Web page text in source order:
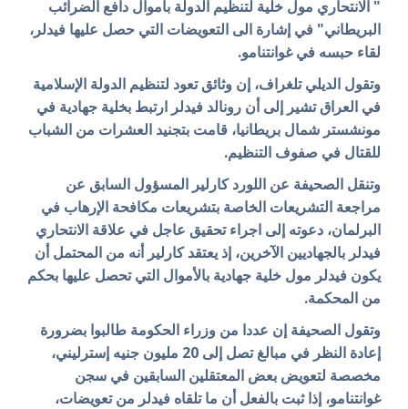
" الانتحاري مول خلية لتنظيم الدولة بأموال دافع الضرائب
البريطاني" في إشارة الى التعويضات التي حصل عليها فيدلر،
لقاء حبسه في غوانتنامو.
وتقول الديلي تلغراف، إن وثائق تعود لتنظيم الدولة الإسلامية
في العراق تشير إلى أن رونالد فيدلر ارتبط بخلية جهادية في
مونشستر شمال بريطانيا، قامت بتجنيد العشرات من الشباب
للقتال في صفوف التنظيم.
وتنقل الصحيفة عن اللورد كارلير المسؤول السابق عن
مراجعة التشريعات الخاصة بتشريعات مكافحة الإرهاب في
البرلمان، دعوته إلى اجراء تحقيق عاجل في علاقة الانتحاري
فيدلر بالجهاديين الآخرين، إذ يعتقد كارلير أنه من المحتمل أن
يكون فيدلر مول خلية جهادية بالأموال التي تحصل عليها بحكم
من المحكمة.
وتقول الصحيفة إن عددا من وزراء الحكومة طالبوا بضرورة
إعادة النظر في مبالغ تصل إلى 20 مليون جنيه إسترليني،
مخصصة لتعويض بعض المعتقلين السابقين في سجن
غوانتنامو، إذا ثبت بالفعل أن ما تلقاه فيدلر من تعويضات،